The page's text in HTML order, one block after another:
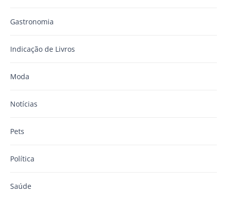
Gastronomia
Indicação de Livros
Moda
Notícias
Pets
Política
Saúde